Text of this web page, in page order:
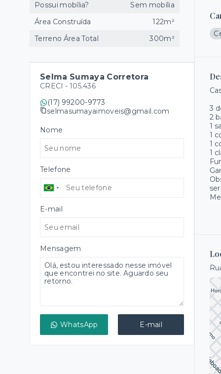
3
2
1
1
1
1
Possui mobília?
Sem mobília
Área Construída
122m²
Terreno Área Total
300m²
Selma Sumaya Corretora
CRECI - 105.436
(17) 99200-9773
selmasumayaimoveis@gmail.com
Nome
Telefone
E-mail
Mensagem
WhatsApp E-mail